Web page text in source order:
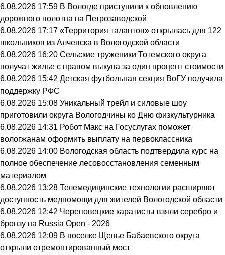
6.08.2026 17:59 В Вологде приступили к обновлению
дорожного полотна на Петрозаводской
6.08.2026 17:17 «Территория талантов» открылась для 122
школьников из Алчевска в Вологодской области
6.08.2026 16:20 Сельские труженики Тотемского округа
получат жилье с правом выкупа за один процент стоимости
6.08.2026 15:42 Детская футбольная секция ВоГУ получила
поддержку РФС
6.08.2026 15:08 Уникальный трейл и силовые шоу
приготовили округа Вологодчины ко Дню физкультурника
6.08.2026 14:31 Робот Макс на Госуслугах поможет
вологжанам оформить выплату на первоклассника
6.08.2026 14:00 Вологодская область подтвердила курс на
полное обеспечение лесовосстановления семенным
материалом
6.08.2026 13:28 Телемедицинские технологии расширяют
доступность медпомощи для жителей Вологодской области
6.08.2026 12:42 Череповецкие каратисты взяли серебро и
бронзу на Russia Open - 2026
6.08.2026 12:09 В поселке Щепье Бабаевского округа
открыли отремонтированный мост